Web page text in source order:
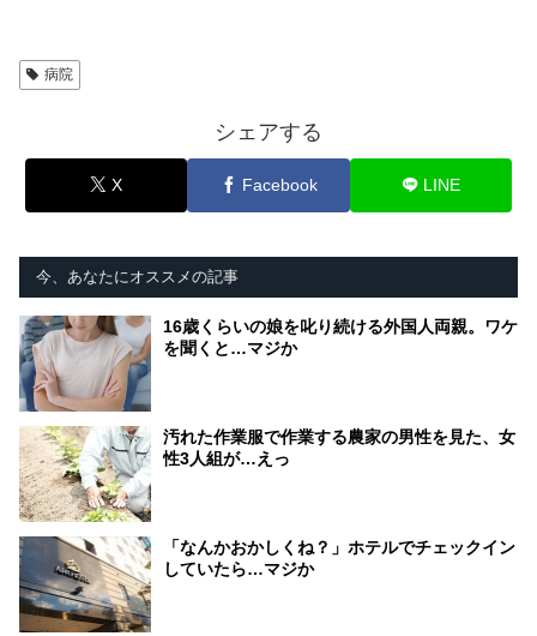
病院
シェアする
X Facebook LINE
今、あなたにオススメの記事
16歳くらいの娘を叱り続ける外国人両親。ワケ
を聞くと…マジか
汚れた作業服で作業する農家の男性を見た、女
性3人組が…えっ
「なんかおかしくね？」ホテルでチェックイン
していたら…マジか